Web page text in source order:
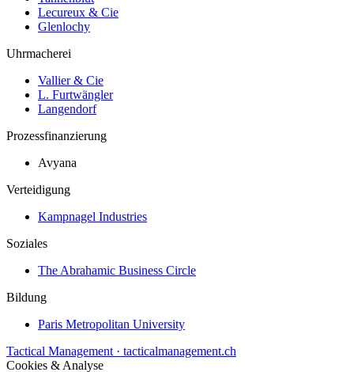
Lecureux & Cie
Glenlochy
Uhrmacherei
Vallier & Cie
L. Furtwängler
Langendorf
Prozessfinanzierung
Avyana
Verteidigung
Kampnagel Industries
Soziales
The Abrahamic Business Circle
Bildung
Paris Metropolitan University
Tactical Management · tacticalmanagement.ch
Cookies & Analyse